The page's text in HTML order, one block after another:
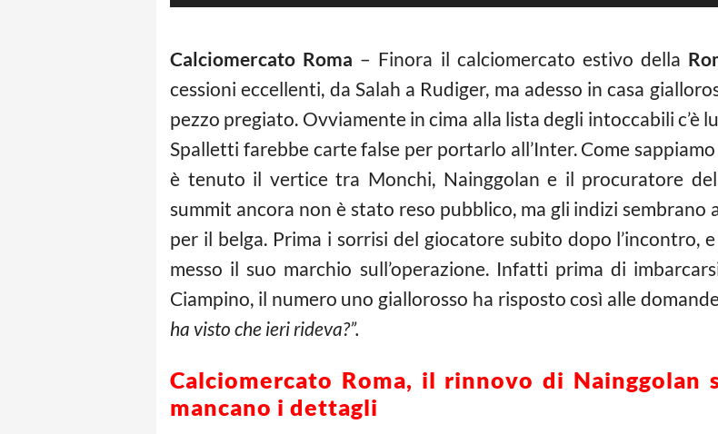
Calciomercato Roma – Finora il calciomercato estivo della
cessioni eccellenti, da Salah a Rudiger, ma adesso in casa
pezzo pregiato. Ovviamente in cima alla lista degli intoccabili c’è
Spalletti farebbe carte false per portarlo all’Inter. Come
è tenuto il vertice tra Monchi, Nainggolan e il procuratore
summit ancora non è stato reso pubblico, ma gli indizi
per il belga. Prima i sorrisi del giocatore subito dopo l’incontro,
messo il suo marchio sull’operazione. Infatti prima di
Ciampino, il numero uno giallorosso ha risposto così alle
ha visto che ieri rideva?”.
Calciomercato Roma, il rinnovo di Nainggolan
mancano i dettagli